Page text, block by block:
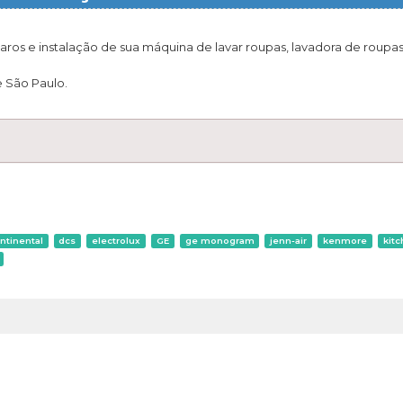
e instalação de sua máquina de lavar roupas, lavadora de
Paulo.
dcs electrolux GE ge monogram jenn-air kenmore